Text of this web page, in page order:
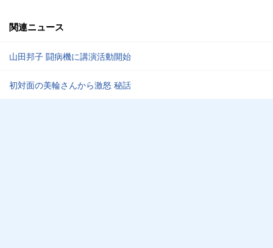
関連ニュース
山田邦子 闘病機に講演活動開始
初対面の美輪さんから激怒 秘話